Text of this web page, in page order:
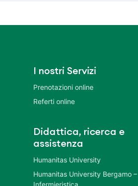
I nostri Servizi
Prenotazioni online
Referti online
Didattica, ricerca e
assistenza
Humanitas University
Humanitas University Bergamo
Infermieristica